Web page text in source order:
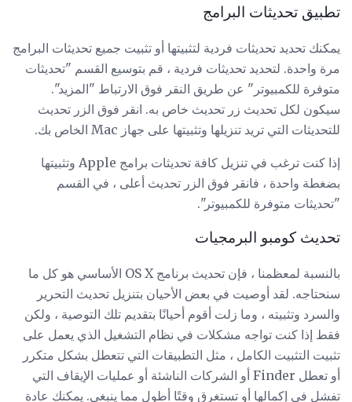
تطبيق تحديثات البرامج
يمكنك تحديد تحديثات فردية لتثبيتها أو تثبيت جميع تحديثات البرامج
مرة واحدة. لتحديد تحديثات فردية ، قم بتوسيع القسم "تحديثات
متوفرة للكمبيوتر" عن طريق النقر فوق الارتباط "المزيد".
سيكون لكل تحديث زر تحديث خاص به. انقر فوق الزر تحديث
للتحديثات التي تريد تنزيلها وتثبيتها على جهاز Mac الخاص بك.
إذا كنت ترغب في تنزيل كافة تحديثات برامج Apple وتثبيتها
بضغطة واحدة ، فانقر فوق الزر تحديث أعلى ، في القسم
"تحديثات متوفرة للكمبيوتر".
تحديث كومبو البرمجيات
بالنسبة لمعظمنا ، فإن تحديث برنامج OS X الأساسي هو كل ما
سنحتاجه. لقد أوصيت في بعض الأحيان بتنزيل تحديث التحرير
والسرد وتثبيته ، وما زلت أقوم أحيانًا بتقديم تلك التوصية ، ولكن
فقط إذا كنت تواجه مشكلات في نظام التشغيل الذي يعمل على
تثبيت التثبيت الكامل ، مثل التطبيقات التي تتعطل بشكل متكرر
أو تعطل Finder أو الشركات الناشئة أو عمليات الإيقاف التي
تفشل في إكمالها أو تستغرق وقتًا أطول مما ينبغي. يمكنك عادة